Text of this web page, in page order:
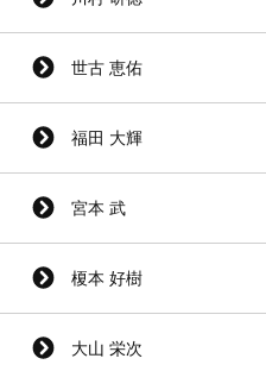
世古 恵佑
福田 大輝
宮本 武
榎本 好樹
大山 栄次